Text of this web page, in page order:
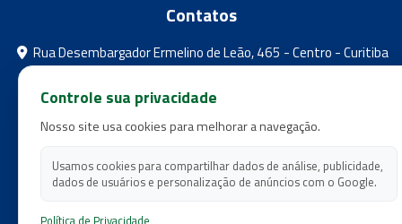
Contatos
Rua Desembargador Ermelino de Leão, 465 - Centro - Curitiba
- Paraná
feebpr@gmail.com
(41) 3224-5573
(41) 3224-5525
Controle sua privacidade
Nosso site usa cookies para melhorar a navegação.
Usamos cookies para compartilhar dados de análise, publicidade,
dados de usuários e personalização de anúncios com o Google.
Política de Privacidade